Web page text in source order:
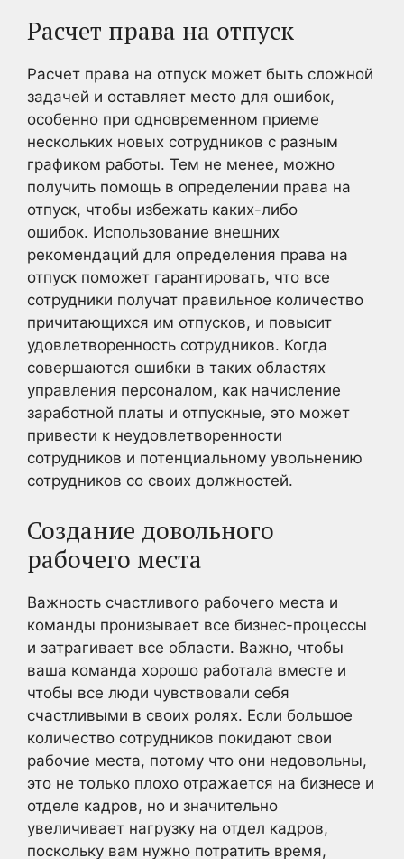
Расчет права на отпуск
Расчет права на отпуск может быть сложной
задачей и оставляет место для ошибок,
особенно при одновременном приеме
нескольких новых сотрудников с разным
графиком работы. Тем не менее, можно
получить помощь в определении права на
отпуск, чтобы избежать каких-либо
ошибок. Использование внешних
рекомендаций для определения права на
отпуск поможет гарантировать, что все
сотрудники получат правильное количество
причитающихся им отпусков, и повысит
удовлетворенность сотрудников. Когда
совершаются ошибки в таких областях
управления персоналом, как начисление
заработной платы и отпускные, это может
привести к неудовлетворенности
сотрудников и потенциальному увольнению
сотрудников со своих должностей.
Создание довольного
рабочего места
Важность счастливого рабочего места и
команды пронизывает все бизнес-процессы
и затрагивает все области. Важно, чтобы
ваша команда хорошо работала вместе и
чтобы все люди чувствовали себя
счастливыми в своих ролях. Если большое
количество сотрудников покидают свои
рабочие места, потому что они недовольны,
это не только плохо отражается на бизнесе и
отделе кадров, но и значительно
увеличивает нагрузку на отдел кадров,
поскольку вам нужно потратить время,